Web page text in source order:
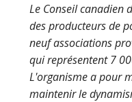
Le Conseil canadien
des producteurs de
neuf associations
qui représentent 7
L'organisme a pour
maintenir le